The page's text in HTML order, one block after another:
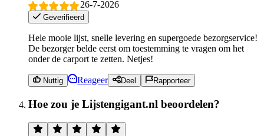
26-7-2026
Geverifieerd
Hele mooie lijst, snelle levering en supergoede bezorgservice!
De bezorger belde eerst om toestemming te vragen om het
onder de carport te zetten. Netjes!
Nuttig Reageer Deel Rapporteer
Hoe zou je Lijstengigant.nl beoordelen?